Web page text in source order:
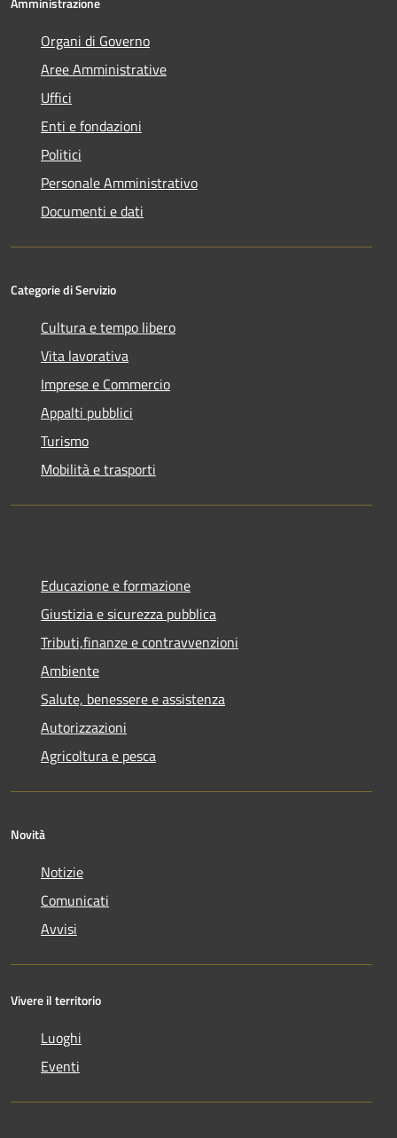
Organi di Governo
Aree Amministrative
Uffici
Enti e fondazioni
Politici
Personale Amministrativo
Documenti e dati
Categorie di Servizio
Cultura e tempo libero
Vita lavorativa
Imprese e Commercio
Appalti pubblici
Turismo
Mobilità e trasporti
Educazione e formazione
Giustizia e sicurezza pubblica
Tributi,finanze e contravvenzioni
Ambiente
Salute, benessere e assistenza
Autorizzazioni
Agricoltura e pesca
Novità
Notizie
Comunicati
Avvisi
Vivere il territorio
Luoghi
Eventi